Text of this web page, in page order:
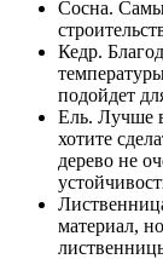
Сосна.
Кедр.
подойдет
Ель. Лучше
хотите
дерево не
материал,